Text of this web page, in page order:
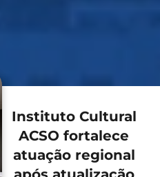
Instituto Cultural
ACSO fortalece
atuação regional